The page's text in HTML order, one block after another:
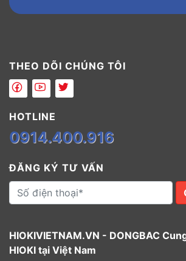
THEO DÕI CHÚNG TÔI
HOTLINE
0914.400.916
ĐĂNG KÝ TƯ VẤN
HIOKIVIETNAM.VN - DONGBAC
HIOKI tại Việt Nam